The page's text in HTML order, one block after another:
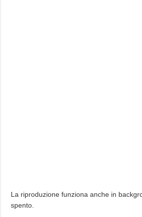
La riproduzione funziona anche in
spento.